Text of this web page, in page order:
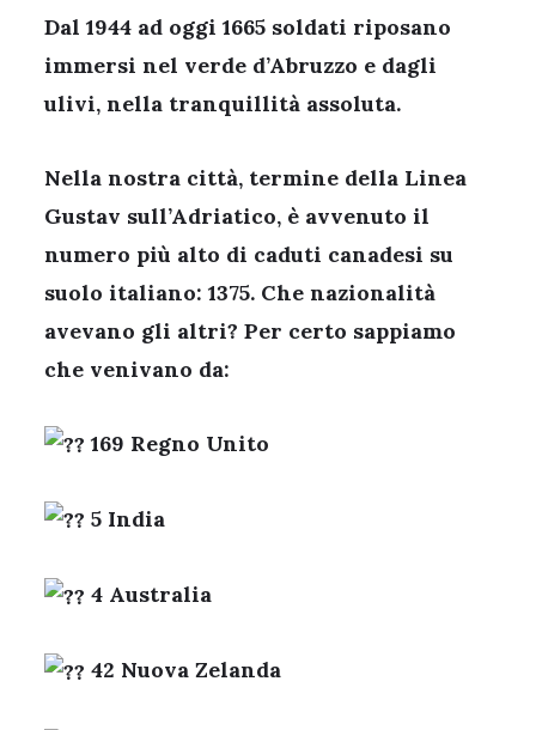
Dal 1944 ad oggi 1665 soldati riposano
immersi nel verde d’Abruzzo e dagli
ulivi, nella tranquillità assoluta.
Nella nostra città, termine della Linea
Gustav sull’Adriatico, è avvenuto il
numero più alto di caduti canadesi su
suolo italiano: 1375. Che nazionalità
avevano gli altri? Per certo sappiamo
che venivano da:
169 Regno Unito
5 India
4 Australia
42 Nuova Zelanda